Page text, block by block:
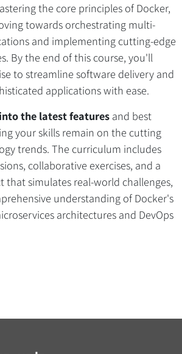
the core principles of Docker,
towards orchestrating multi-
and implementing cutting-edge
By the end of this course, you'll
to streamline software delivery and
applications with ease.
the latest features and best
your skills remain on the cutting
trends. The curriculum includes
collaborative exercises, and a
that simulates real-world challenges,
understanding of Docker's
architectures and DevOps